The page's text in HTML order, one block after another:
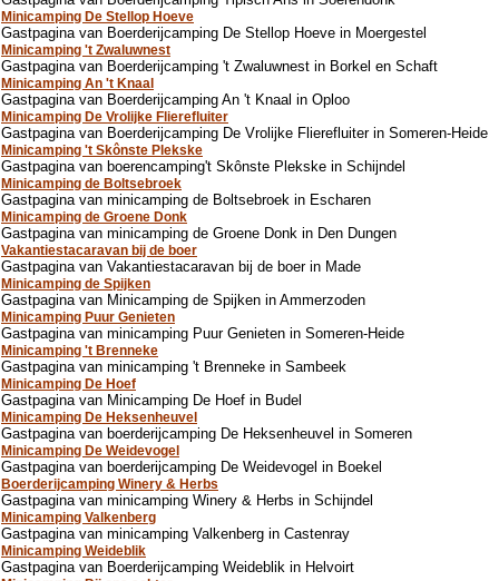
Minicamping De Stellop Hoeve
Gastpagina van Boerderijcamping De Stellop Hoeve in Moergestel
Minicamping 't Zwaluwnest
Gastpagina van Boerderijcamping 't Zwaluwnest in Borkel en Schaft
Minicamping An 't Knaal
Gastpagina van Boerderijcamping An 't Knaal in Oploo
Minicamping De Vrolijke Flierefluiter
Gastpagina van Boerderijcamping De Vrolijke Flierefluiter in Someren-Heide
Minicamping 't Skônste Plekske
Gastpagina van boerencamping't Skônste Plekske in Schijndel
Minicamping de Boltsebroek
Gastpagina van minicamping de Boltsebroek in Escharen
Minicamping de Groene Donk
Gastpagina van minicamping de Groene Donk in Den Dungen
Vakantiestacaravan bij de boer
Gastpagina van Vakantiestacaravan bij de boer in Made
Minicamping de Spijken
Gastpagina van Minicamping de Spijken in Ammerzoden
Minicamping Puur Genieten
Gastpagina van minicamping Puur Genieten in Someren-Heide
Minicamping 't Brenneke
Gastpagina van minicamping 't Brenneke in Sambeek
Minicamping De Hoef
Gastpagina van Minicamping De Hoef in Budel
Minicamping De Heksenheuvel
Gastpagina van boerderijcamping De Heksenheuvel in Someren
Minicamping De Weidevogel
Gastpagina van boerderijcamping De Weidevogel in Boekel
Boerderijcamping Winery & Herbs
Gastpagina van minicamping Winery & Herbs in Schijndel
Minicamping Valkenberg
Gastpagina van minicamping Valkenberg in Castenray
Minicamping Weideblik
Gastpagina van Boerderijcamping Weideblik in Helvoirt